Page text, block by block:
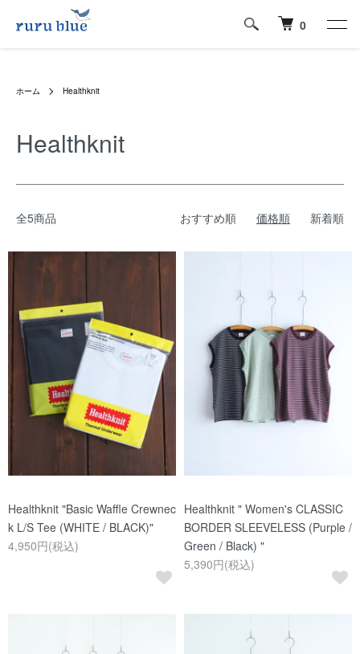
0
ホーム Healthknit
Healthknit
全5商品 おすすめ順 価格順 新着順
Healthknit "Basic Waffle Crewnec
k L/S Tee (WHITE / BLACK)"
4,950円(税込)
Healthknit " Women's CLASSIC
BORDER SLEEVELESS (Purple /
Green / Black) "
5,390円(税込)